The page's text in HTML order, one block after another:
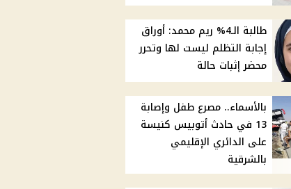
طالبة الـ4% ريم محمد: أوراق
إجابة التظلم ليست لها وتحرر
محضر إثبات حالة
بالأسماء.. مصرع طفل وإصابة
13 في حادث أتوبيس كنيسة
على الدائري الإقليمي
بالشرقية